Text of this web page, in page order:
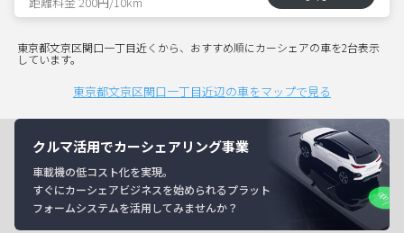
東京都文京区関口一丁目近くから、おすすめ順にカーシェアの車を2台表示
しています。
東京都文京区関口一丁目近辺の車をマップで見る
クルマ活用でカーシェアリング事業
車載機の低コスト化を実現。
すぐにカーシェアビジネスを始められるプラット
フォームシステムを活用してみませんか？